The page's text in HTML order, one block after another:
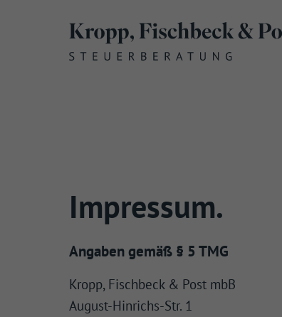
Impressum.
Angaben gemäß § 5 TMG
Kropp, Fischbeck & Post mbB
August-Hinrichs-Str. 1